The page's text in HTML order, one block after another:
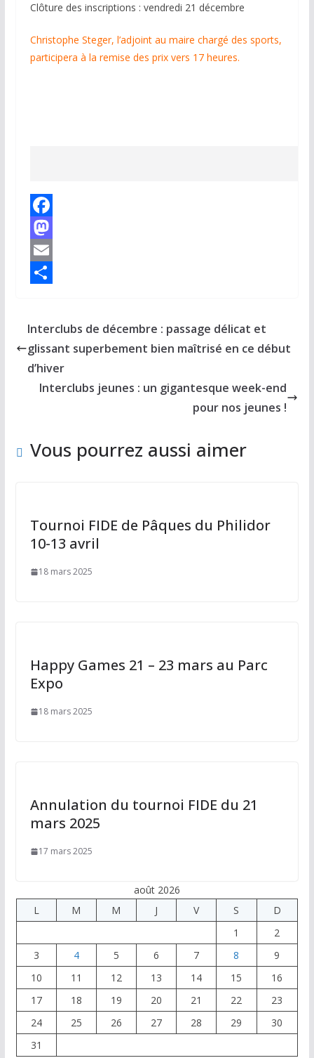
Clôture des inscriptions : vendredi 21 décembre
Christophe Steger, l’adjoint au maire chargé des sports,
participera à la remise des prix vers 17 heures.
F
a
c
o
M
a
d
E
lt
r
Interclubs de décembre : passage délicat et
glissant superbement bien maîtrisé en ce début
d’hiver
Interclubs jeunes : un gigantesque week-end
pour nos jeunes !
Vous pourrez aussi aimer
Tournoi FIDE de Pâques du Philidor
10-13 avril
18 mars 2025
Happy Games 21 – 23 mars au Parc
Expo
18 mars 2025
Annulation du tournoi FIDE du 21
mars 2025
17 mars 2025
août 2026
L
M M J V S
D
1
2
3
4 5 6 7 8
9
10
11 12 13 14 15
16
17
18 19 20 21 22
23
24
25 26 27 28 29
30
31